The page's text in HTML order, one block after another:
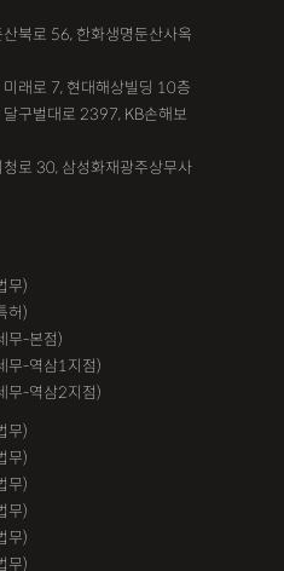
북로 56, 한화생명둔산사옥
래로 7, 현대해상빌딩 10층
달구벌대로 2397, KB손해보
로 30, 삼성화재광주상무사
무)
허)
-본점)
-역삼1지점)
-역삼2지점)
무)
무)
무)
무)
무)
무)